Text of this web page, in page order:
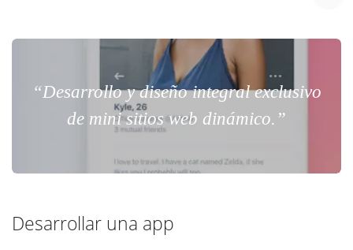
“Desarrollo y diseño integral exclusivo
de mini sitios web dinámico.”
Desarrollar una app